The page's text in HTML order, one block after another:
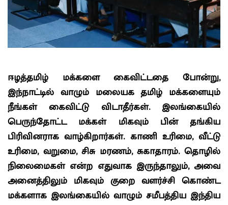
ஈழத்தமிழ் மக்களை கைவிட்டதை போன்று,
இந்நாட்டில் வாழும் மலையக தமிழ் மக்களையும்
நீங்கள் கைவிட்டு விடாதீர்கள். இலங்கையில்
பெருந்தோட்ட மக்கள் மிகவும் பின் தங்கிய
பிரிவினராக வாழ்கிறார்கள். காணி உரிமை, வீட்டு
உரிமை, வறுமை, சிசு மரணம், சுகாதாரம். தொழில்
நிலைமைகள் என்ற எதுவாக இருந்தாலும், அவை
அனைத்திலும் மிகவும் குறை வளர்ச்சி கொண்ட
மக்களாக இலங்கையில் வாழும் சமீபத்திய இந்திய